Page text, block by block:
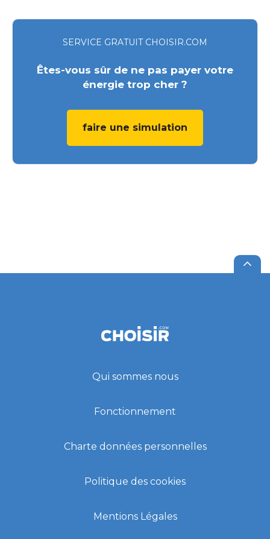
SERVICE GRATUIT CHOISIR.COM
Êtes-vous sûr de ne pas payer votre
énergie trop cher ?
faire une simulation
Qui sommes nous
Fonctionnement
Charte données personnelles
Politique des cookies
Mentions Légales